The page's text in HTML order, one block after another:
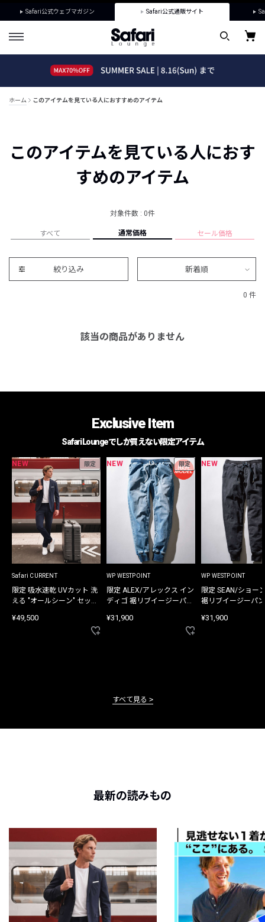
Safari公式ウェブマガジン Safari公式通販サイト
ホーム このアイテムを見ている人におすすめのアイテム
このアイテムを見ている人におす
すめのアイテム
対象件数 : 0件
すべて 通常価格 セール価格
絞り込み 新着順
0 件
該当の商品がありません
Exclusive Item
Safari Loungeでしか買えない限定アイテム
NEW 限定
Safari CURRENT
限定 吸水速乾 UVカット 洗
える "オールシーン" セット
¥49,500
NEW 限定
WP WESTPOINT
限定 ALEX/アレックス イン
ディゴ 裾リブイージーパン
¥31,900
NEW
WP WESTPOINT
限定 SEAN/ショー
裾リブイージーパ
¥31,900
すべて見る
最新の読みもの